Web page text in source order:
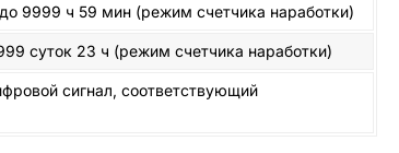
9999 ч 59 мин (режим счетчика наработки)
суток 23 ч (режим счетчика наработки)
сигнал, соответствующий